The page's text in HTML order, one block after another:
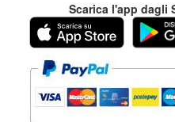
Scarica l'app dagli